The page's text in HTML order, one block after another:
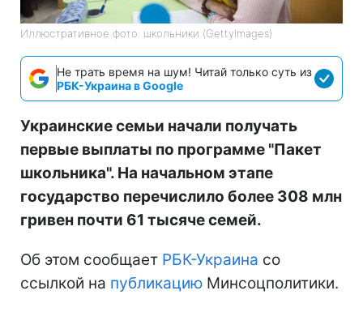
Иллюстративное фото: школьники (GettyImages)
Не трать время на шум! Читай только суть из
РБК-Украина в Google
Украинские семьи начали получать
первые выплаты по программе "Пакет
школьника". На начальном этапе
государство перечислило более 308 млн
гривен почти 61 тысяче семей.
Об этом сообщает РБК-Украина со
ссылкой на публикацию Минсоцполитики.